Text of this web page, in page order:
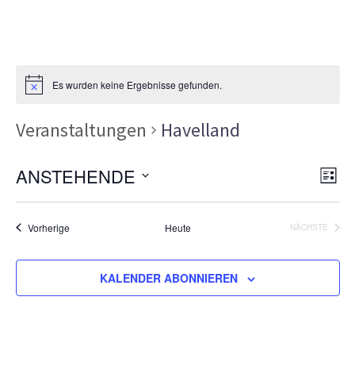
Es wurden keine Ergebnisse gefunden.
Veranstaltungen Havelland
LISTE
ANSTEHENDE
Datum
wählen.
VorherigeVeranstaltungen Heute
NÄCHSTE
KALENDER ABONNIEREN